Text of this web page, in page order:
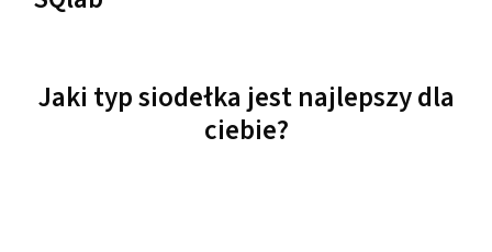
Jaki typ siodełka jest najlepszy dla
ciebie?